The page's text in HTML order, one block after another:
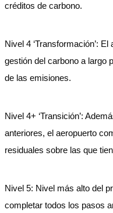
créditos de carbono.
Nivel 4 ‘Transformación’:
gestión del carbono a largo
de las emisiones.
Nivel 4+ ‘Transición’:
anteriores, el aeropuerto
residuales sobre las que
Nivel 5: Nivel más alto del
completar todos los pasos